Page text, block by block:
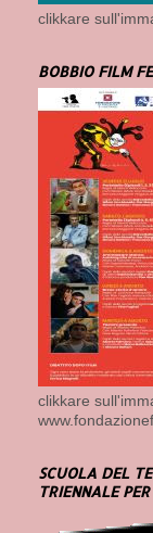
clikkare
BOBBIO FILM
clikkare
SCUOLA DEL
TRIENNALE